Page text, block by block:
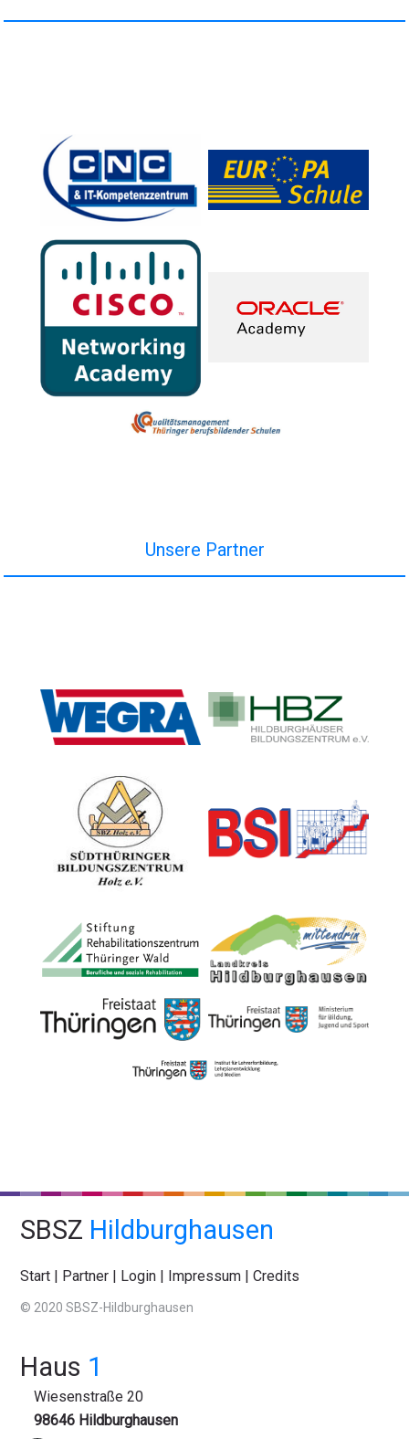
Unsere Partner
SBSZ Hildburghausen
Start | Partner | Login | Impressum |Credits
© 2020 SBSZ-Hildburghausen
Haus 1
Wiesenstraße 20
98646 Hildburghausen